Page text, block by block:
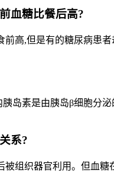
血糖比餐后高?
高,但是有的糖尿病患
岛素是由胰岛β细胞分
系?
被组织器官利用。但血